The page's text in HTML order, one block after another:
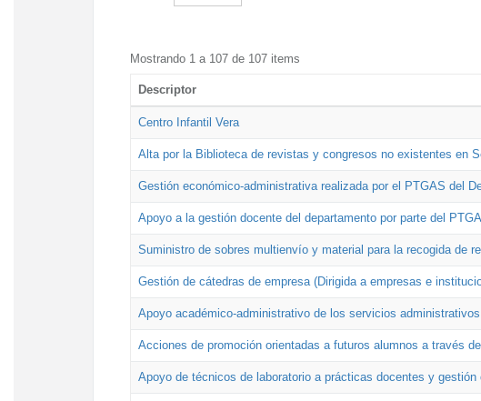
Mostrando 1 a 107 de 107 items
Descriptor
Centro Infantil Vera
Alta por la Biblioteca de revistas y congresos no existentes en
Gestión económico-administrativa realizada por el PTGAS del
Apoyo a la gestión docente del departamento por parte del
Suministro de sobres multienvío y material para la recogida de
Gestión de cátedras de empresa (Dirigida a empresas e
Apoyo académico-administrativo de los servicios
Acciones de promoción orientadas a futuros alumnos a través
Apoyo de técnicos de laboratorio a prácticas docentes y gestión